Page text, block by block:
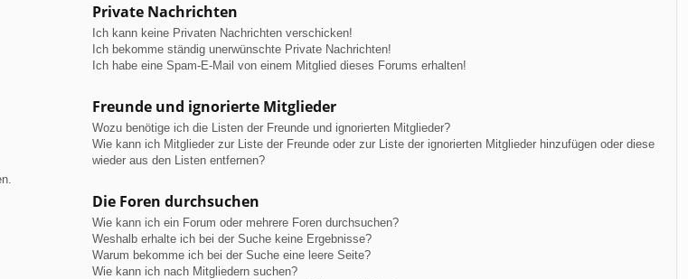
Private Nachrichten
Ich kann keine Privaten Nachrichten verschicken!
Ich bekomme ständig unerwünschte Private Nachrichten!
Ich habe eine Spam-E-Mail von einem Mitglied dieses Forums erhalten!
Freunde und ignorierte Mitglieder
Wozu benötige ich die Listen der Freunde und ignorierten Mitglieder?
Wie kann ich Mitglieder zur Liste der Freunde oder zur Liste der ignorierten Mitglieder hinzufügen oder diese
wieder aus den Listen entfernen?
Die Foren durchsuchen
Wie kann ich ein Forum oder mehrere Foren durchsuchen?
Weshalb erhalte ich bei der Suche keine Ergebnisse?
Warum bekomme ich bei der Suche eine leere Seite?
Wie kann ich nach Mitgliedern suchen?